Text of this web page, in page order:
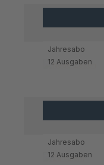
Jahresabo
12 Ausgaben
Jahresabo
12 Ausgaben